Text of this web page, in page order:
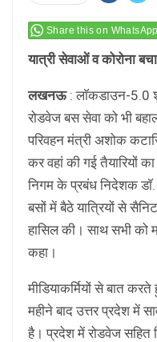
Share this on WhatsApp
यात्री सेवाओं व कोरोना
लखनऊ: लाॅकडाउन-5.0
रोडवेज बस सेवा को भी
परिवहन मंत्री अशोक
कर वहां की गई तैयारियों
निगम के प्रबंध निदेशक
बसों में बैठे यात्रियों से
हासिल की। साथ सभी को
कहा।
मीडियाकर्मियों से बात
महीने बाद उत्तर प्रदेश में
है। प्रदेश में रोडवेज सहित